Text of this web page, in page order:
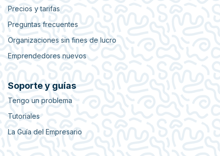
Precios y tarifas
Preguntas frecuentes
Organizaciones sin fines de lucro
Emprendedores nuevos
Soporte y guías
Tengo un problema
Tutoriales
La Guía del Empresario